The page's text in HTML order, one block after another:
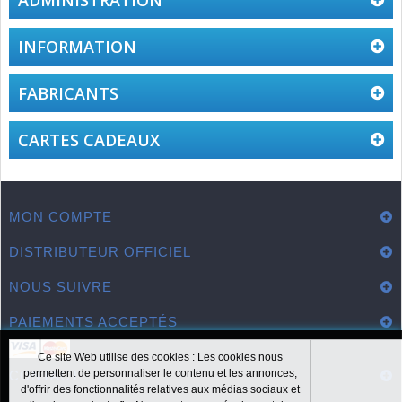
INFORMATION
FABRICANTS
CARTES CADEAUX
MON COMPTE
DISTRIBUTEUR OFFICIEL
NOUS SUIVRE
PAIEMENTS ACCEPTÉS
CONTACT
Ce site Web utilise des cookies : Les cookies nous
permettent de personnaliser le contenu et les annonces,
d'offrir des fonctionnalités relatives aux médias sociaux et